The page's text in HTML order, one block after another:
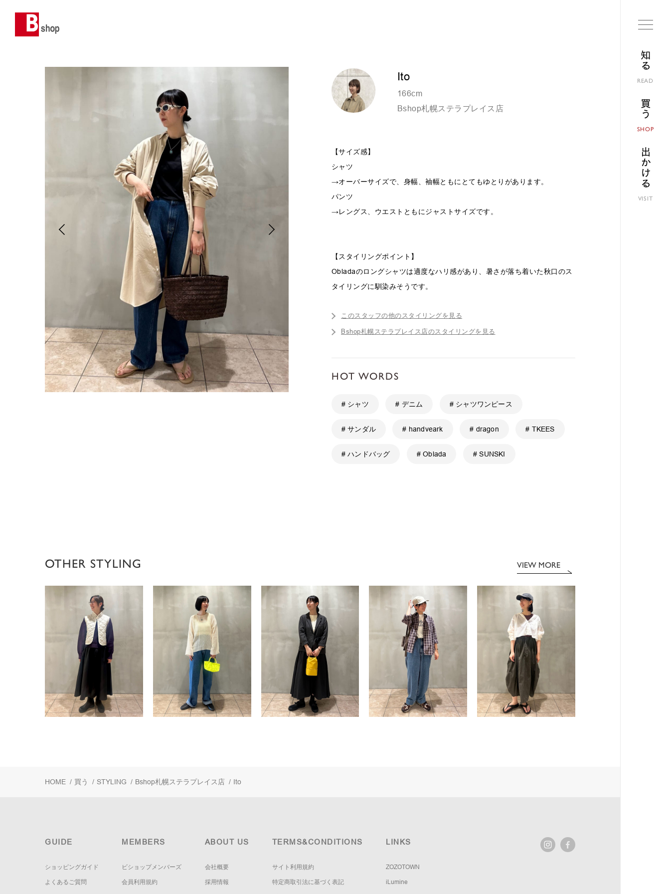
知る
READ
買う
SHOP
出かける
VISIT
Ito
166cm
Bshop札幌ステラプレイス店
【サイズ感】
シャツ
→オーバーサイズで、身幅、袖幅ともにとてもゆとりがあります。
パンツ
→レングス、ウエストともにジャストサイズです。
【スタイリングポイント】
Obladaのロングシャツは適度なハリ感があり、暑さが落ち着いた秋口のス
タイリングに馴染みそうです。
このスタッフの他のスタイリングを見る
Bshop札幌ステラプレイス店のスタイリングを見る
HOT WORDS
# シャツ # デニム # シャツワンピース
# サンダル # handveark # dragon # TKEES
# ハンドバッグ # Oblada # SUNSKI
OTHER STYLING VIEW MORE
HOME / 買う / STYLING / Bshop札幌ステラプレイス店 / Ito
GUIDE
ショッピングガイド
よくあるご質問
MEMBERS
ビショップメンバーズ
会員利用規約
ABOUT US
会社概要
採用情報
TERMS&CONDITIONS
サイト利用規約
特定商取引法に基づく表記
LINKS
ZOZOTOWN
iLumine